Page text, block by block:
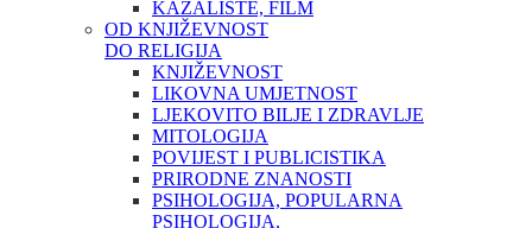
KAZALIŠTE, FILM
OD KNJIŽEVNOST
DO RELIGIJA
KNJIŽEVNOST
LIKOVNA UMJETNOST
LJEKOVITO BILJE I ZDRAVLJE
MITOLOGIJA
POVIJEST I PUBLICISTIKA
PRIRODNE ZNANOSTI
PSIHOLOGIJA, POPULARNA
PSIHOLOGIJA,